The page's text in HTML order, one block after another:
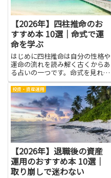
【2026年】四柱推命のお
すすめ本 10選｜命式で運
命を学ぶ
はじめに四柱推命は自分の性格や
運命の流れを読み解く古くからあ
る占いの一つです。命式を見れ
ば、生まれた日にちや時間の組み
合わせから、長所や注意点のヒン
トが拾えるとされます。この記事
では命式の考え方を身近な言葉で
紹介し、手に取りやすい本を中心
に...
投資・資産運用
【2026年】退職後の資産
運用のおすすめ本 10選｜
取り崩しで迷わない